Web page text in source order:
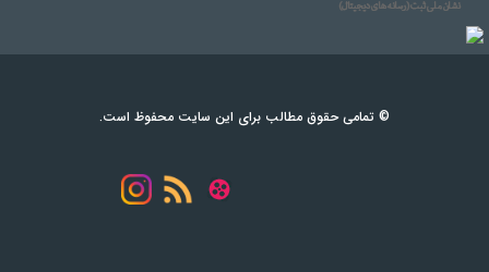
© تمامی حقوق مطالب برای این سایت محفوظ است.